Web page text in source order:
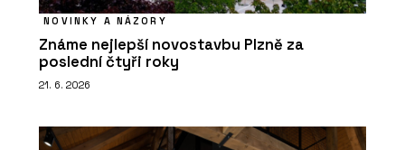
NOVINKY A NÁZORY
Známe nejlepší novostavbu Plzně za
poslední čtyři roky
21. 6. 2026